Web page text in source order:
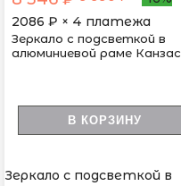
2086 ₽ × 4 платежа
Зеркало с подсветкой в
алюминиевой раме Канзас
В КОРЗИНУ
Зеркало с подсветкой в